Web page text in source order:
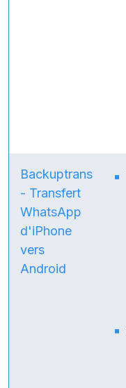
Backuptrans
- Transfert
WhatsApp
d'iPhone
vers
Android